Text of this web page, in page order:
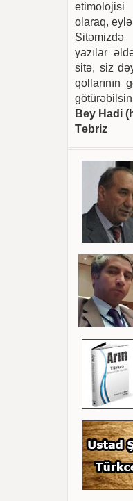
etimolojisi
olaraq,
yazılar
sitə, siz
qollarının
Bey Hadi (
Təbriz